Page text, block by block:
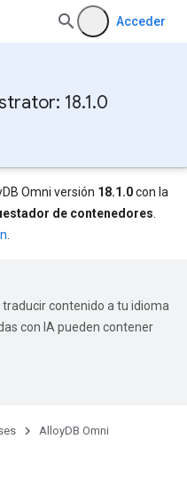
Acceder
18.1.0
Omni versión 18.1.0con la
de contenedores
contenido a tu idioma
con IA pueden contener
AlloyDB Omni